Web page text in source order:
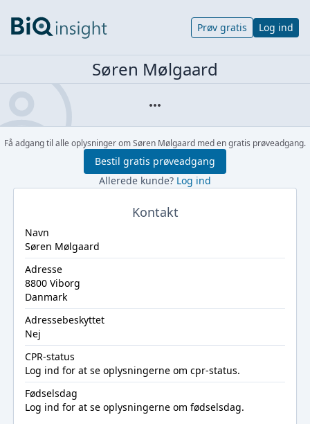
Prøv gratis Log ind
Søren Mølgaard
Få adgang til alle oplysninger om Søren Mølgaard med en gratis prøveadgang.
Bestil gratis prøveadgang
Allerede kunde? Log ind
Kontakt
Navn
Søren Mølgaard
Adresse
8800 Viborg
Danmark
Adressebeskyttet
Nej
CPR-status
Log ind for at se oplysningerne om cpr-status.
Fødselsdag
Log ind for at se oplysningerne om fødselsdag.